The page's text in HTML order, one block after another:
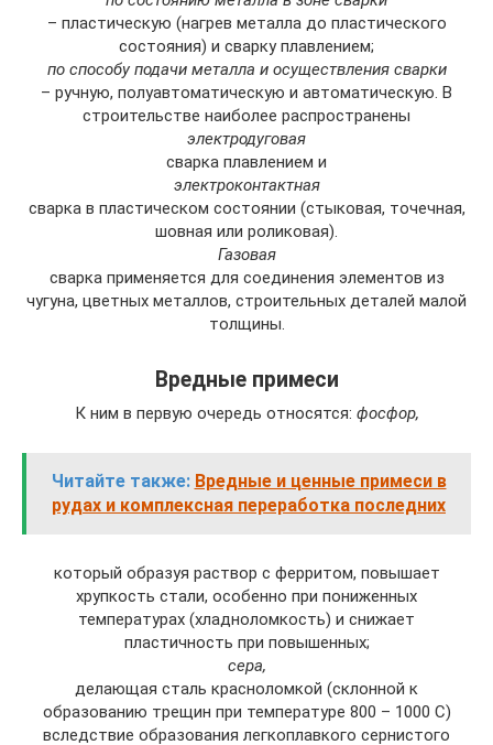
– пластическую (нагрев металла до пластического
состояния) и сварку плавлением;
по способу подачи металла и осуществления сварки
– ручную, полуавтоматическую и автоматическую. В
строительстве наиболее распространены
электродуговая
сварка плавлением и
электроконтактная
сварка в пластическом состоянии (стыковая, точечная,
шовная или роликовая).
Газовая
сварка применяется для соединения элементов из
чугуна, цветных металлов, строительных деталей малой
толщины.
Вредные примеси
К ним в первую очередь относятся: фосфор,
Читайте также: Вредные и ценные примеси в
рудах и комплексная переработка последних
который образуя раствор с ферритом, повышает
хрупкость стали, особенно при пониженных
температурах (хладноломкость) и снижает
пластичность при повышенных;
сера,
делающая сталь красноломкой (склонной к
образованию трещин при температуре 800 – 1000 С)
вследствие образования легкоплавкого сернистого